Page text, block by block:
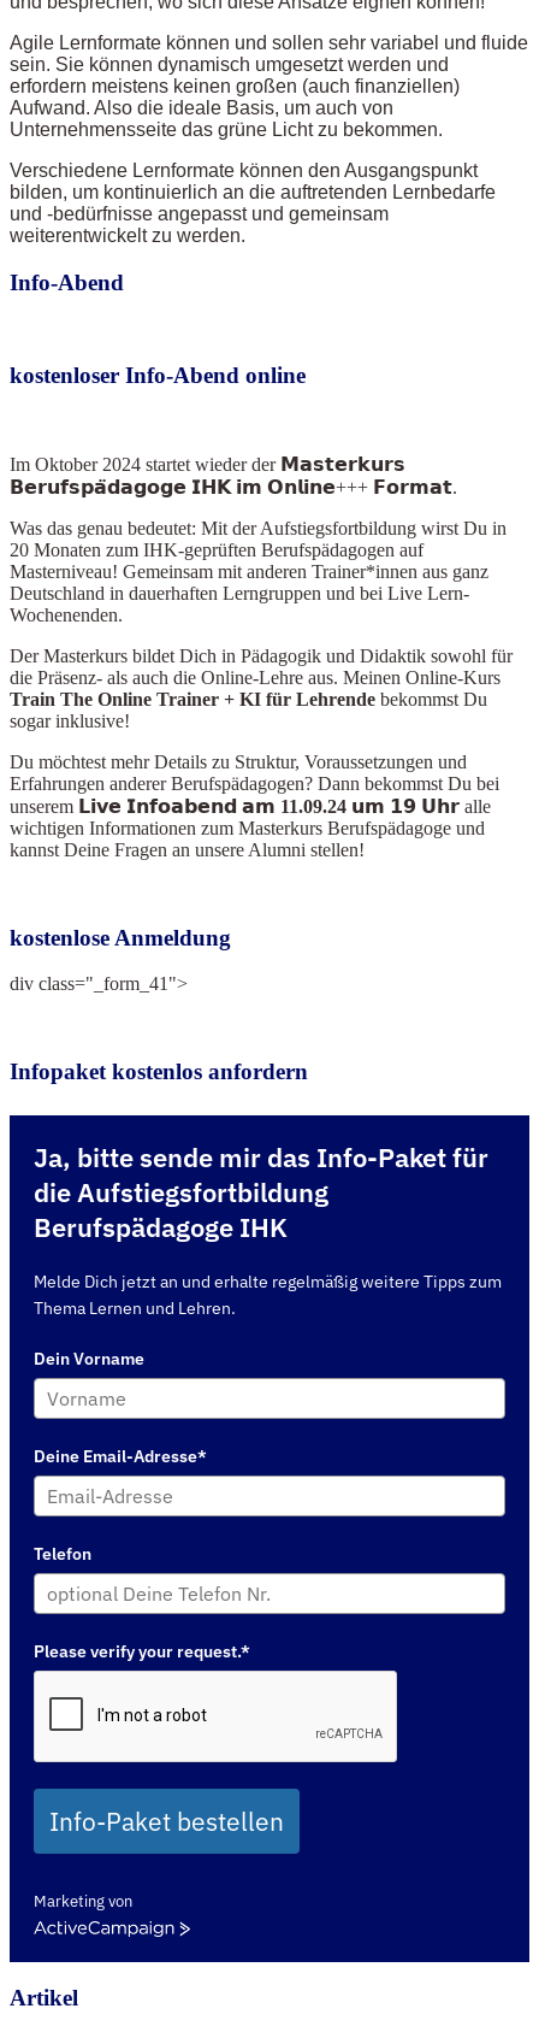
Agile Lernformate können und sollen sehr variabel und fluide
sein. Sie können dynamisch umgesetzt werden und
erfordern meistens keinen großen (auch finanziellen)
Aufwand. Also die ideale Basis, um auch von
Unternehmensseite das grüne Licht zu bekommen.
Verschiedene Lernformate können den Ausgangspunkt
bilden, um kontinuierlich an die auftretenden Lernbedarfe
und -bedürfnisse angepasst und gemeinsam
weiterentwickelt zu werden.
Info-Abend
kostenloser Info-Abend online
Im Oktober 2024 startet wieder der 𝗠𝗮𝘀𝘁𝗲𝗿𝗸𝘂𝗿𝘀
𝗕𝗲𝗿𝘂𝗳𝘀𝗽𝗮̈𝗱𝗮𝗴𝗼𝗴𝗲 𝗜𝗛𝗞 𝗶𝗺 𝗢𝗻𝗹𝗶𝗻𝗲+++ 𝗙𝗼𝗿𝗺𝗮𝘁.
Was das genau bedeutet: Mit der Aufstiegsfortbildung wirst Du in
20 Monaten zum IHK-geprüften Berufspädagogen auf
Masterniveau! Gemeinsam mit anderen Trainer*innen aus ganz
Deutschland in dauerhaften Lerngruppen und bei Live Lern-
Wochenenden.
Der Masterkurs bildet Dich in Pädagogik und Didaktik sowohl für
die Präsenz- als auch die Online-Lehre aus. Meinen Online-Kurs
Train The Online Trainer + KI für Lehrende bekommst Du
sogar inklusive!
Du möchtest mehr Details zu Struktur, Voraussetzungen und
Erfahrungen anderer Berufspädagogen? Dann bekommst Du bei
unserem 𝗟𝗶𝘃𝗲 𝗜𝗻𝗳𝗼𝗮𝗯𝗲𝗻𝗱 𝗮𝗺 11.09.24 𝘂𝗺 𝟭𝟵 𝗨𝗵𝗿 alle
wichtigen Informationen zum Masterkurs Berufspädagoge und
kannst Deine Fragen an unsere Alumni stellen!
kostenlose Anmeldung
div class="_form_41">
Infopaket kostenlos anfordern
Ja, bitte sende mir das Info-Paket für
die Aufstiegsfortbildung
Berufspädagoge IHK
Melde Dich jetzt an und erhalte regelmäßig weitere Tipps zum
Thema Lernen und Lehren.
Dein Vorname
Deine Email-Adresse*
Telefon
Please verify your request.*
Info-Paket bestellen
Marketing von
ActiveCampaign
Artikel